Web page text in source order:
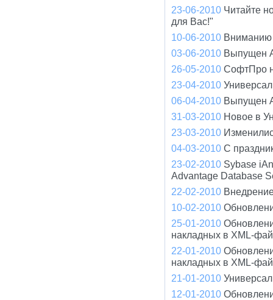
23-06-2010 Читайте
для Вас!"
10-06-2010 Вниманию
03-06-2010 Выпущен
26-05-2010 СофтПро
23-04-2010 Универсал
06-04-2010 Выпущен
31-03-2010 Новое в
23-03-2010
04-03-2010 С
23-02-2010 Sybase
Advantage Database
22-02-2010
10-02-2010
25-01-2010
накладных в XML-
22-01-2010
накладных в XML-
21-01-2010 Универсал
12-01-2010